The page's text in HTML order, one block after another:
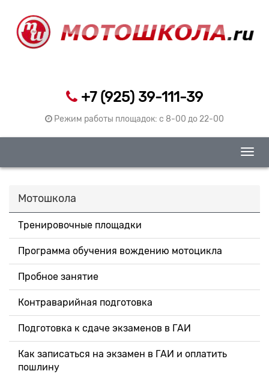
+7 (925) 39-111-39
Режим работы площадок: c 8-00 до 22-00
Мотошкола
Тренировочные площадки
Программа обучения вождению мотоцикла
Пробное занятие
Контраварийная подготовка
Подготовка к сдаче экзаменов в ГАИ
Как записаться на экзамен в ГАИ и оплатить
пошлину